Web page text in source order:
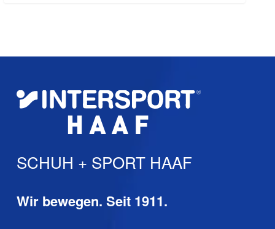
26,99 €.
SCHUH + SPORT HAAF
Wir bewegen. Seit 1911.